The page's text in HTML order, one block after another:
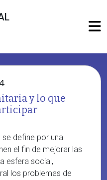
y lo que
define por una
el fin de mejorar las
esfera social,
los problemas de